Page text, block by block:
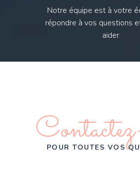
Notre équipe est à votre
répondre à vos questions
aider.
POUR TOUTES VOS